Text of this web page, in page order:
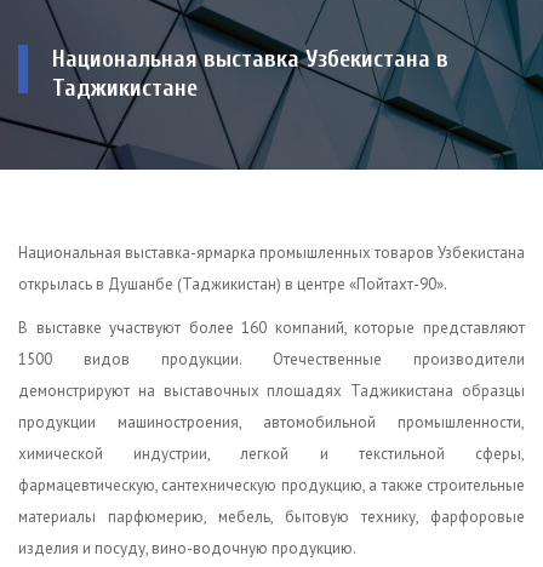
Национальная выставка Узбекистана в
Таджикистане
Национальная выставка-ярмарка промышленных товаров Узбекистана
открылась в Душанбе (Таджикистан) в центре «Пойтахт-90».
В выставке участвуют более 160 компаний, которые представляют
1500 видов продукции. Отечественные производители
демонстрируют на выставочных площадях Таджикистана образцы
продукции машиностроения, автомобильной промышленности,
химической индустрии, легкой и текстильной сферы,
фармацевтическую, сантехническую продукцию, а также строительные
материалы парфюмерию, мебель, бытовую технику, фарфоровые
изделия и посуду, вино-водочную продукцию.